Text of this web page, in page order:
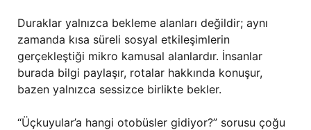
Duraklar yalnızca bekleme alanları değildir; aynı
zamanda kısa süreli sosyal etkileşimlerin
gerçekleştiği mikro kamusal alanlardır. İnsanlar
burada bilgi paylaşır, rotalar hakkında konuşur,
bazen yalnızca sessizce birlikte bekler.
“Üçkuyular’a hangi otobüsler gidiyor?” sorusu çoğu